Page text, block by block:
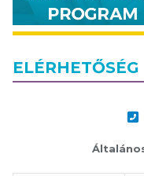
ELÉRHETŐSÉG